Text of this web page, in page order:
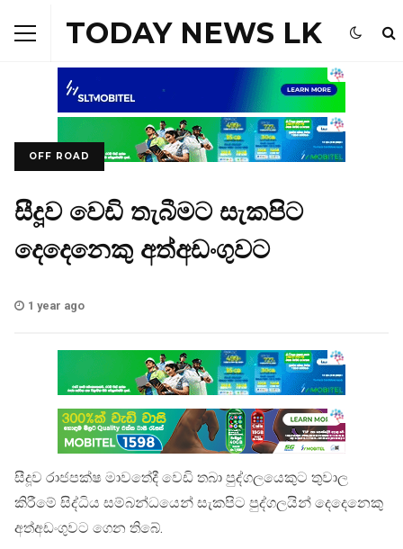
TODAY NEWS LK
OFF ROAD
සීදූව වෙඩි තැබීමට සැකපිට
දෙදෙනෙකු අත්අඩංගුවට
1 year ago
සීදූව රාජපක්ෂ මාවතේදී වෙඩි තබා පුද්ගලයෙකුට තුවාල
කිරීමේ සිද්ධිය සම්බන්ධයෙන් සැකපිට පුද්ගලයින් දෙදෙනෙකු
අත්අඩංගුවට ගෙන තිබේ.